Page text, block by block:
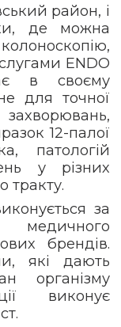
район, і
де можна
ENDO
в своєму
для точної
12-палої
патологій
у різних
тракту.
за
брендів.
які дають
організму
виконує